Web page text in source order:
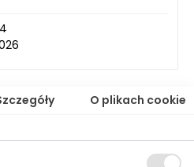
O plikach cookie